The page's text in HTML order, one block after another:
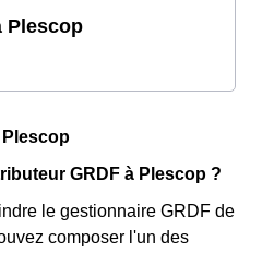
Plescop
GRDF à Plescop ?
le gestionnaire GRDF de
composer l'un des